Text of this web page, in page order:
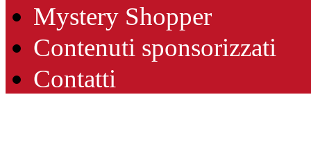
Mystery Shopper
Contenuti sponsorizzati
Contatti